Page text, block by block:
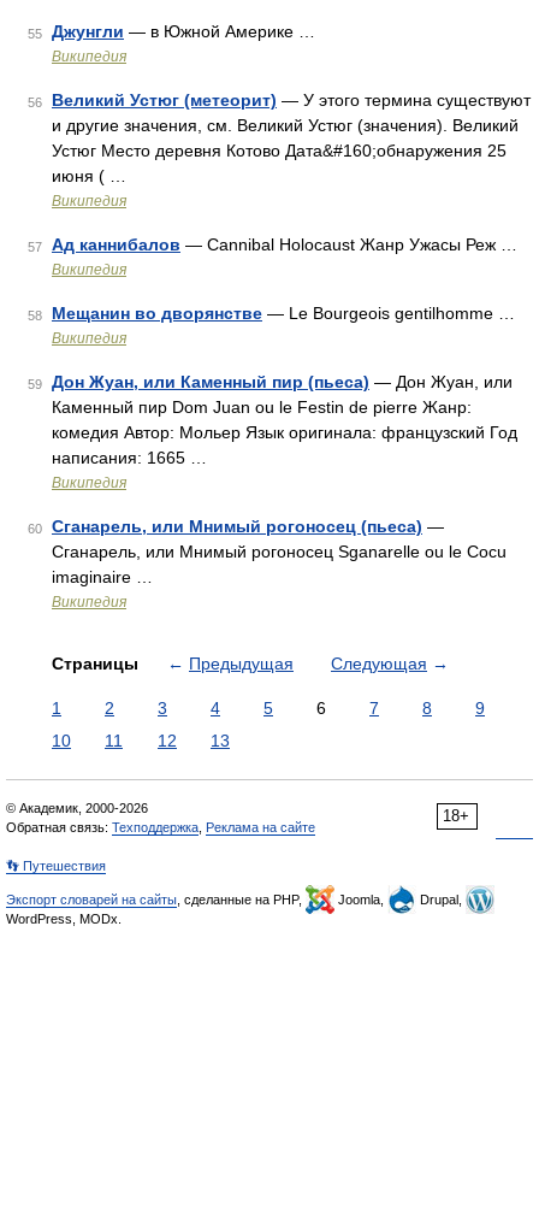
55 Джунгли — в Южной Америке …
Википедия
56 Великий Устюг (метеорит) — У этого термина существуют
и другие значения, см. Великий Устюг (значения). Великий
Устюг Место деревня Котово Дата&#160;обнаружения 25
июня ( …
Википедия
57 Ад каннибалов — Cannibal Holocaust Жанр Ужасы Реж …
Википедия
58 Мещанин во дворянстве — Le Bourgeois gentilhomme …
Википедия
59 Дон Жуан, или Каменный пир (пьеса) — Дон Жуан, или
Каменный пир Dom Juan ou le Festin de pierre Жанр:
комедия Автор: Мольер Язык оригинала: французский Год
написания: 1665 …
Википедия
60 Сганарель, или Мнимый рогоносец (пьеса) —
Сганарель, или Мнимый рогоносец Sganarelle ou le Cocu
imaginaire …
Википедия
Страницы ← Предыдущая Следующая →
1 2 3 4 5 6 7 8
9
10
11 12 13
18+
© Академик, 2000-2026
Обратная связь: Техподдержка Реклама на сайте
👣 Путешествия
Экспорт словарей на сайты , сделанные на PHP, Joomla,
Drupal,
WordPress, MODx.